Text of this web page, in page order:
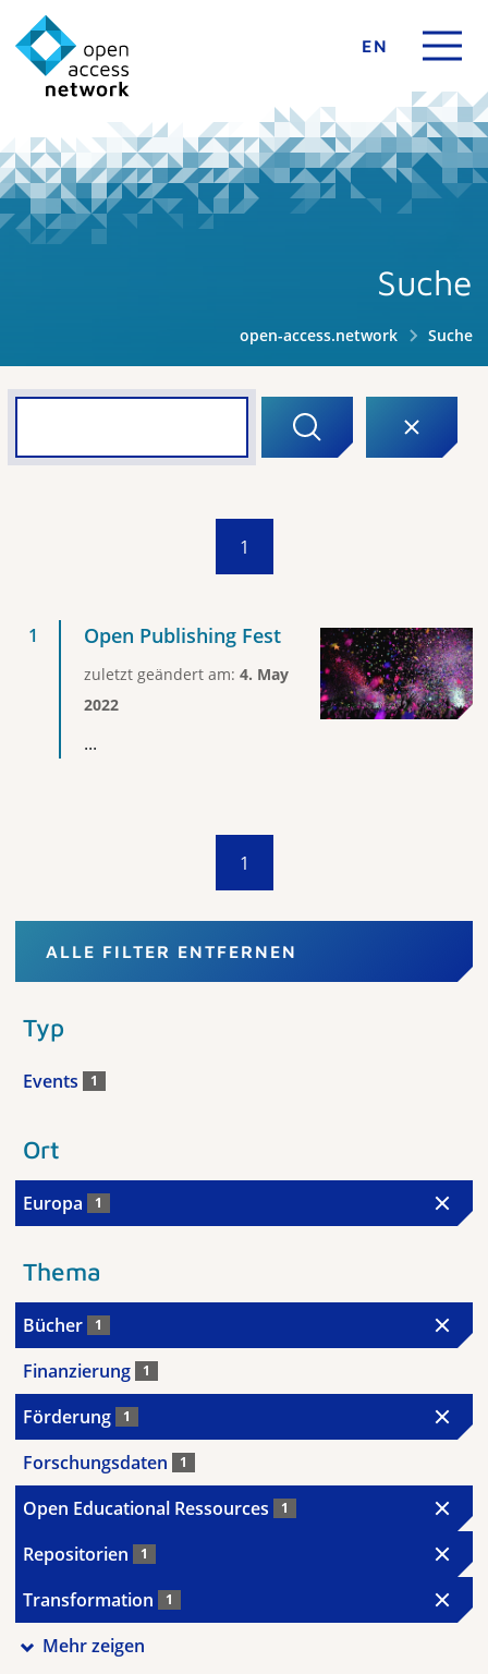
EN
Suche
open-access.network Suche
1
Open Publishing Fest
zuletzt geändert am: 4. May
2022
...
1
ALLE FILTER ENTFERNEN
Typ
Events 1
Ort
Europa 1
Thema
Bücher 1
Finanzierung 1
Förderung 1
Forschungsdaten 1
Open Educational Ressources 1
Repositorien 1
Transformation 1
Mehr zeigen